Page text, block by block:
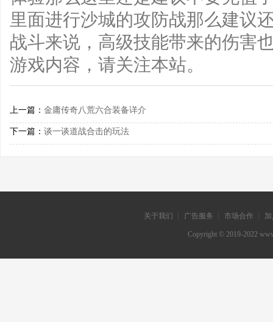
里面进行沙城的攻防战那么建议
战斗来说，高级技能带来的伤害
游戏内容，请关注本站。
上一篇： 金庸传奇八荒六合装备详介
下一篇： 谈一谈道战合击的玩法
关于我们 ┊ 广告服务 ┊ 市场合作 ┊
Copyright © 2019-2022